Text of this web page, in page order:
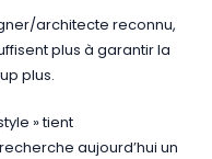
architecte reconnu,
plus à garantir la
plus.
» tient
aujourd’hui un